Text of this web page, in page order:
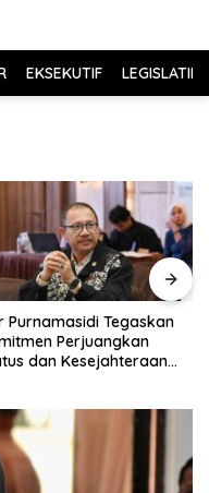
EKSEKUTIF LEGISLATIF
Purnamasidi Tegaskan
Perjuangkan
dan Kesejahteraan